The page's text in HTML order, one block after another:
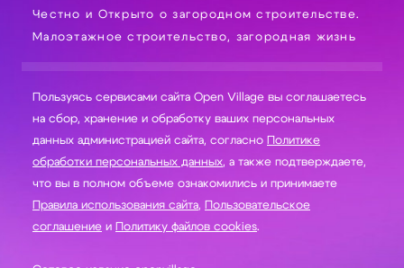
Честно и Открыто о загородном строительстве.
Малоэтажное строительство, загородная жизнь
Пользуясь сервисами сайта Open Village вы соглашаетесь
на сбор, хранение и обработку ваших персональных
данных администрацией сайта, согласно Политике
обработки персональных данных, а также подтверждаете,
что вы в полном объеме ознакомились и принимаете
Правила использования сайта, Пользовательское
соглашение и Политику файлов cookies.